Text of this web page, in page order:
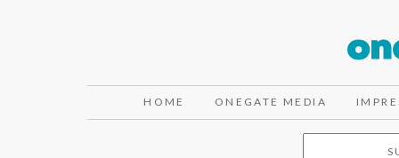
HOME ONEGATE MEDIA